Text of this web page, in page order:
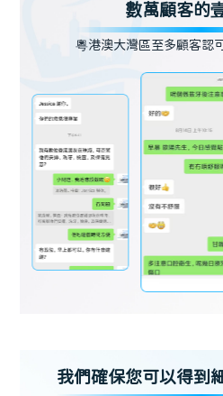
數萬顧客的
粵港澳大灣區至多顧客認
我們確保您可以得到